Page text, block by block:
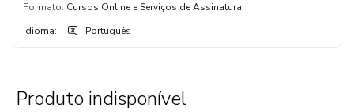
Formato: Cursos Online e Serviços de Assinatura
Idioma: Português
Produto indisponível